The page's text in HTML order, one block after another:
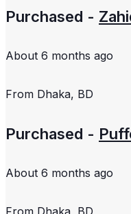
Purchased -
About 6 months ago
From Dhaka, BD
Purchased -
About 6 months ago
From Dhaka, BD